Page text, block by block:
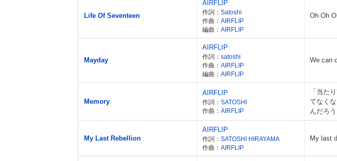
Life Of Seventeen
AIRFLIP
作詞： Satoshi
作曲： AIRFLIP
編曲： AIRFLIP
Oh Oh
Mayday
AIRFLIP
作詞： satoshi
作曲： AIRFLIP
編曲： AIRFLIP
We can
Memory
AIRFLIP
作詞： SATOSHI
作曲： AIRFLIP
「当た
てなく
んだろ
に、確
My Last Rebellion
AIRFLIP
作詞： SATOSHI HIRAYAMA
作曲： AIRFLIP
My last